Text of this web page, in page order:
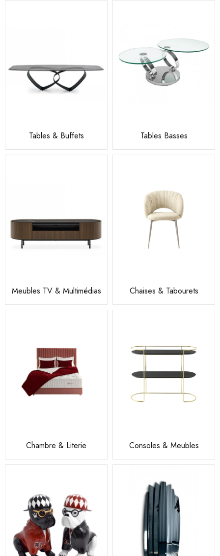
Tables & Buffets Tables Basses
Meubles TV & Multimédias Chaises & Tabourets
Chambre & Literie Consoles & Meubles